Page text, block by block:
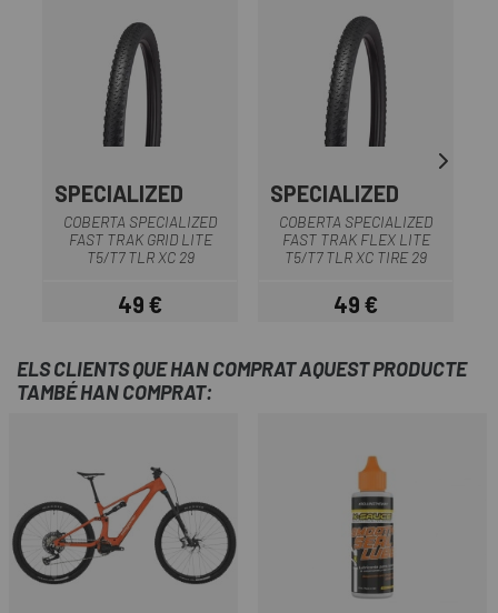
SPECIALIZED
COBERTA SPECIALIZED
FAST TRAK GRID LITE
T5/T7 TLR XC 29
Preu
49 €
SPECIALIZED
COBERTA SPECIALIZED
FAST TRAK FLEX LITE
T5/T7 TLR XC TIRE 29
Preu
49 €
ELS CLIENTS QUE HAN COMPRAT AQUEST PRODUCTE
TAMBÉ HAN COMPRAT: